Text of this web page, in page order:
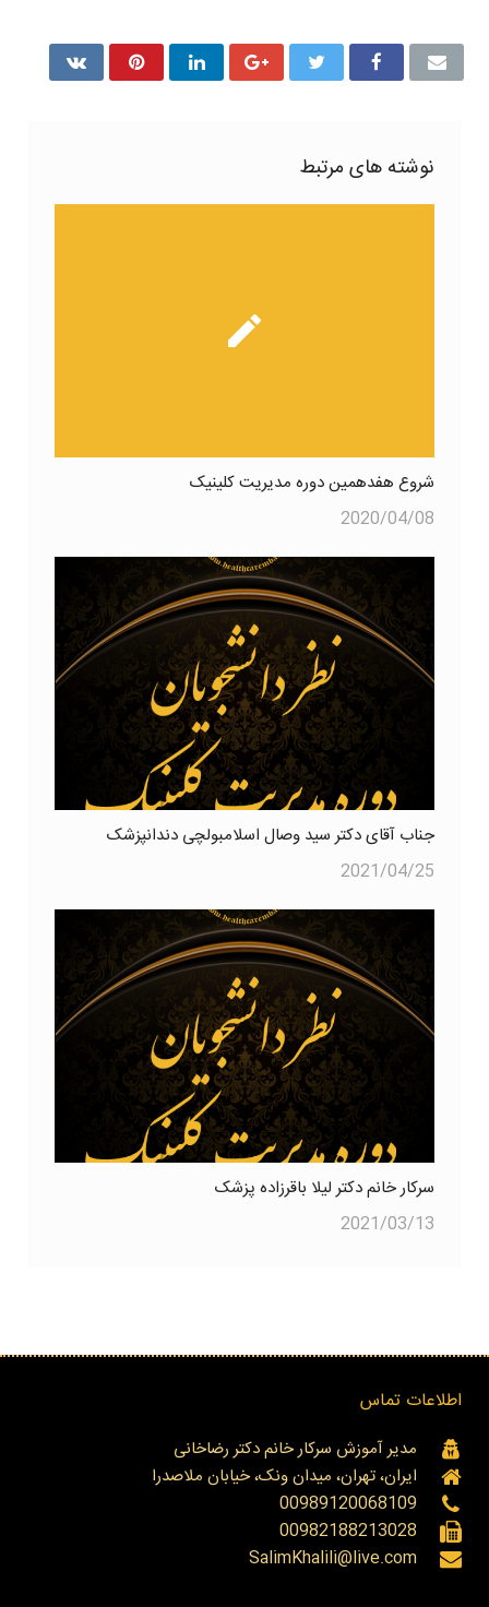
نوشته های مرتبط
شروع هفدهمین دوره مدیریت کلینیک
2020/04/08
جناب آقای دکتر سید وصال اسلامبولچی دندانپزشک
2021/04/25
سرکار خانم دکتر لیلا باقرزاده پزشک
2021/03/13
اطلاعات تماس
مدیر آموزش سرکار خانم دکتر رضاخانی
ایران، تهران، میدان ونک، خیابان ملاصدرا
00989120068109
00982188213028
SalimKhalili@live.com